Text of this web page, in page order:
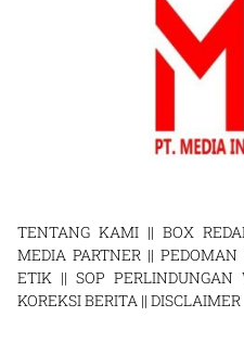
TENTANG KAMI || BOX
MEDIA PARTNER || PEDOMAN
ETIK || SOP PERLINDUNGAN
KOREKSI BERITA || DISCLAIMER